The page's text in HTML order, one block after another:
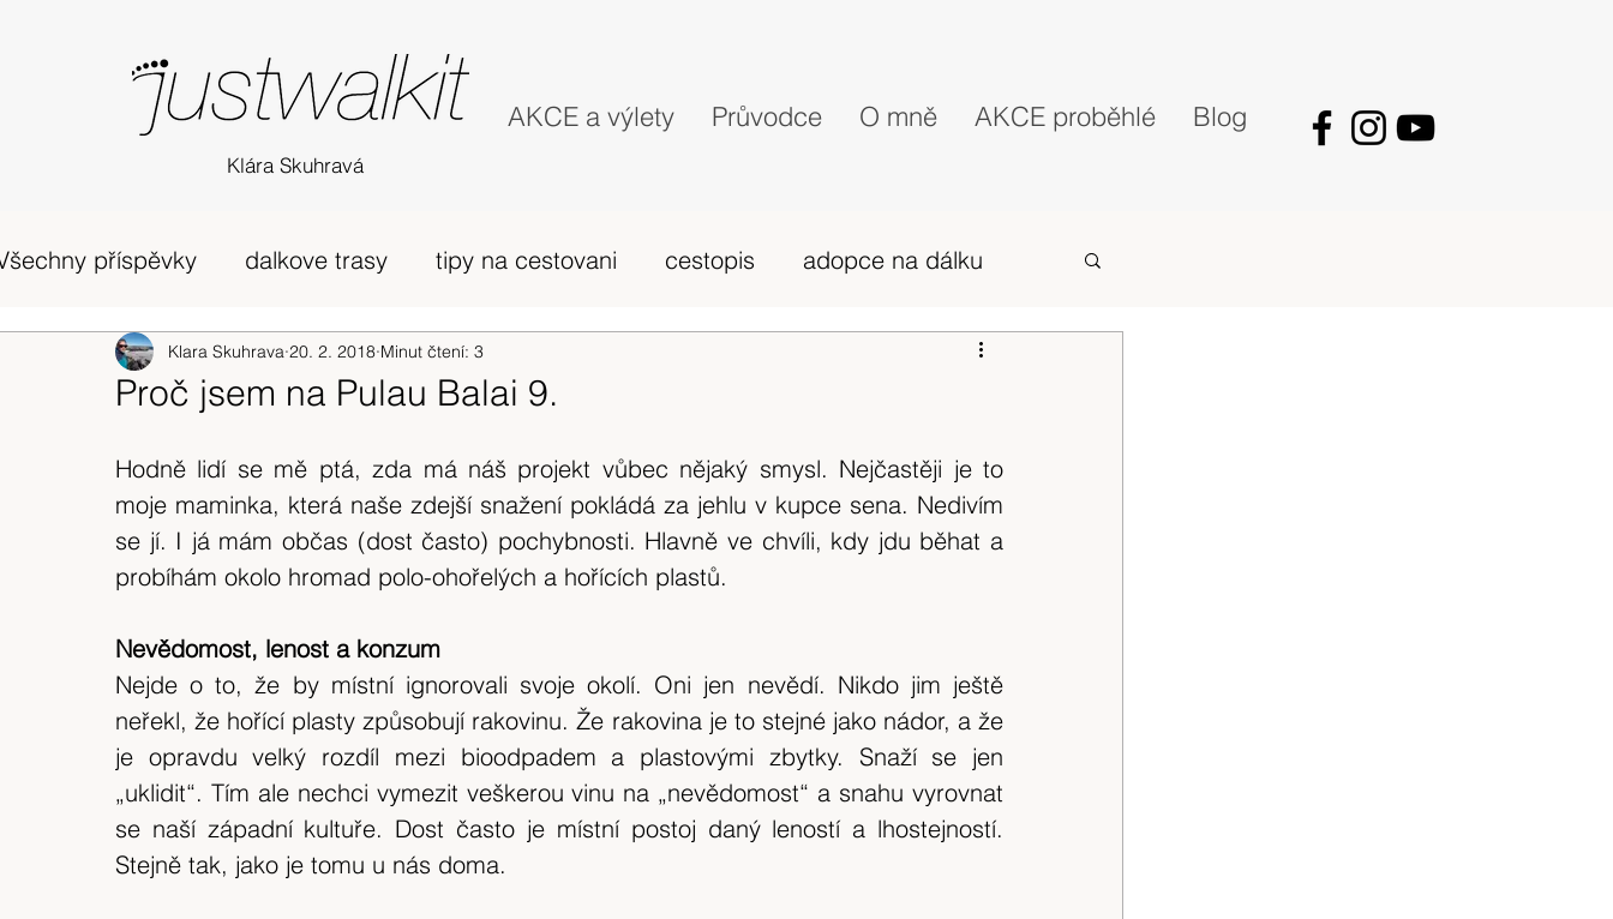
AKCE a výlety Průvodce O mně AKCE proběhlé Blog
Klára Skuhravá
příspěvky dalkove trasy tipy na cestovani cestopis adopce na dálku
Edinburgh horská túra Skotsko camino Portugues
vybava hory
expedice Skotské ostrovy Indonésie tip na výlet Španělsko výlet 2017
výlet 2018 Srílanka cestuj s mámou
Bílé Karpaty CHKO Island
Proč jsem na Pulau Balai 9.
Klara Skuhrava 20. 2. 2018 Minut čtení: 3
Hodně lidí se mě ptá, zda má náš projekt vůbec nějaký smysl. Nejčastěji je to
moje maminka, která naše zdejší snažení pokládá za jehlu v kupce sena. Nedivím
se jí. I já mám občas (dost často) pochybnosti. Hlavně ve chvíli, kdy jdu běhat a
probíhám okolo hromad polo-ohořelých a hořících plastů.
Nevědomost, lenost a konzum
Nejde o to, že by místní ignorovali svoje okolí. Oni jen nevědí. Nikdo jim ještě
neřekl, že hořící plasty způsobují rakovinu. Že rakovina je to stejné jako nádor, a že
je opravdu velký rozdíl mezi bioodpadem a plastovými zbytky. Snaží se jen
„uklidit“. Tím ale nechci vymezit veškerou vinu na „nevědomost“ a snahu vyrovnat
se naší západní kultuře. Dost často je místní postoj daný leností a lhostejností.
Stejně tak, jako je tomu u nás doma.